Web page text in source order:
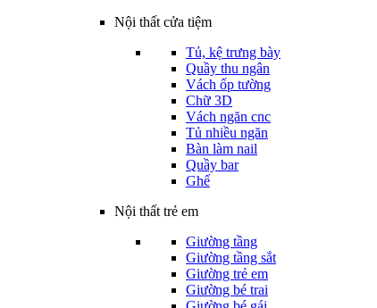
Nội thất cửa tiệm
Tủ, kệ trưng bày
Quầy thu ngân
Vách ốp tường
Chữ 3D
Vách ngăn cnc
Tủ nhiều ngăn
Bàn làm nail
Quầy bar
Ghế
Nội thất trẻ em
Giường tầng
Giường tầng sắt
Giường trẻ em
Giường bé trai